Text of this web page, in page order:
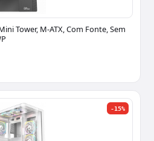
Tower, M-ATX, Com Fonte, Sem
-15%